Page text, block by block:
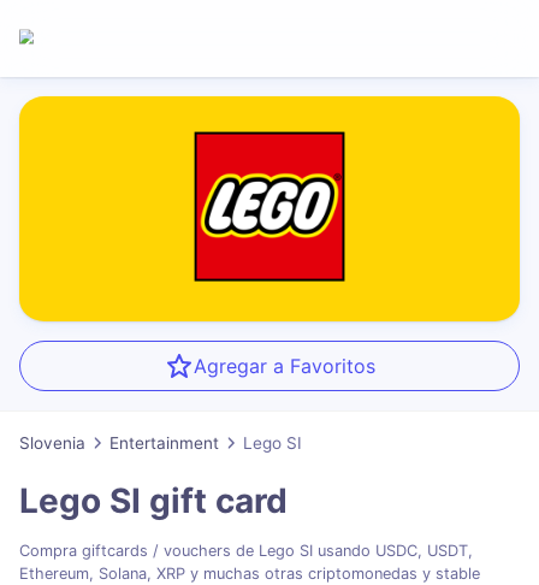
Agregar a Favoritos
Slovenia Entertainment Lego SI
Lego SI gift card
Compra giftcards / vouchers de Lego SI usando USDC, USDT,
Ethereum, Solana, XRP y muchas otras criptomonedas y stable